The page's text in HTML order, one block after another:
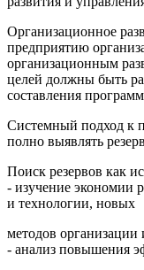
Организационное
предприятию
организационным
целей должны быть
составления
Системный подход к
полно выявлять
Поиск резервов как
- изучение экономии
и технологии, новых
методов организации
- анализ повышения